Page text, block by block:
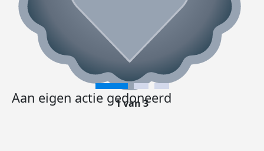
Aan eigen actie gedoneerd
1 van 3